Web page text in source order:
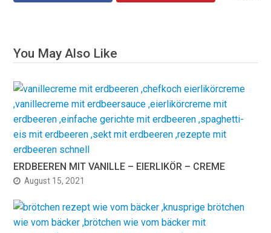
You May Also Like
ERDBEEREN MIT VANILLE – EIERLIKÖR – CREME
August 15, 2021